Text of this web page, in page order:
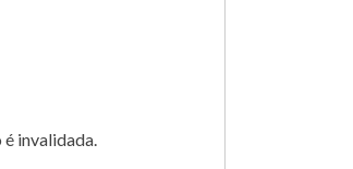
invalidada.